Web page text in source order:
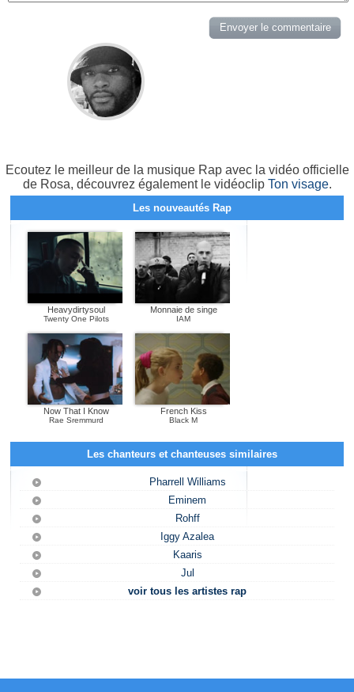
Ecoutez le meilleur de la musique Rap avec la vidéo officielle
de Rosa, découvrez également le vidéoclip Ton visage.
Les nouveautés Rap
Heavydirtysoul
Twenty One Pilots
Monnaie de singe
IAM
Now That I Know
Rae Sremmurd
French Kiss
Black M
Les chanteurs et chanteuses similaires
Pharrell Williams
Eminem
Rohff
Iggy Azalea
Kaaris
Jul
voir tous les artistes rap